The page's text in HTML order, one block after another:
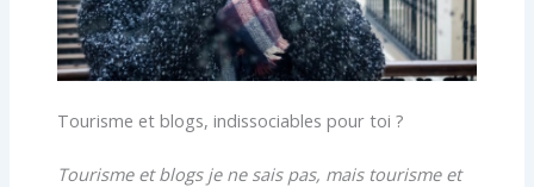
Tourisme et blogs, indissociables pour toi ?
Tourisme et blogs je ne sais pas, mais tourisme et